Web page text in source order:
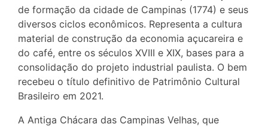
de formação da cidade de Campinas (1774) e seus
diversos ciclos econômicos. Representa a cultura
material de construção da economia açucareira e
do café, entre os séculos XVIII e XIX, bases para a
consolidação do projeto industrial paulista. O bem
recebeu o título definitivo de Patrimônio Cultural
Brasileiro em 2021.
A Antiga Chácara das Campinas Velhas, que